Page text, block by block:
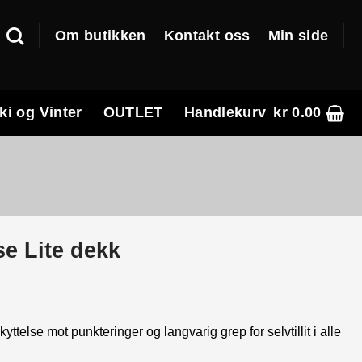
Om butikken Kontakt oss Min side
og Vinter OUTLET Handlekurv kr0.00
Lite dekk
mot punkteringer og langvarig grep for selvtillit i alle